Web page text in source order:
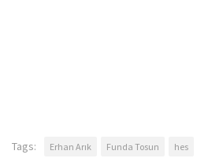
Tags: Erhan Arık Funda Tosun hes